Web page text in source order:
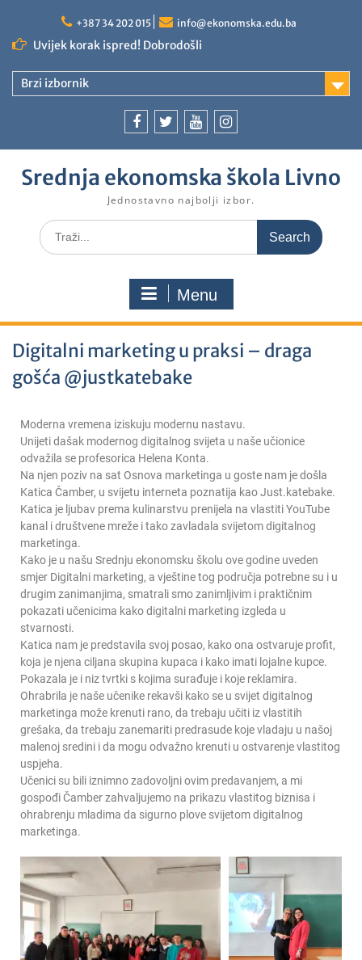
+387 34 202 015 info@ekonomska.edu.ba
Uvijek korak ispred! Dobrodošli
Brzi izbornik
Srednja ekonomska škola Livno
Jednostavno najbolji izbor.
Menu
Digitalni marketing u praksi – draga
gošća @justkatebake
Moderna vremena iziskuju modernu nastavu.
Unijeti dašak modernog digitalnog svijeta u naše učionice
odvažila se profesorica Helena Konta.
Na njen poziv na sat Osnova marketinga u goste nam je došla
Katica Čamber, u svijetu interneta poznatija kao Just.katebake.
Katica je ljubav prema kulinarstvu prenijela na vlastiti YouTube
kanal i društvene mreže i tako zavladala svijetom digitalnog
marketinga.
Kako je u našu Srednju ekonomsku školu ove godine uveden
smjer Digitalni marketing, a vještine tog područja potrebne su i u
drugim zanimanjima, smatrali smo zanimljivim i praktičnim
pokazati učenicima kako digitalni marketing izgleda u
stvarnosti.
Katica nam je predstavila svoj posao, kako ona ostvaruje profit,
koja je njena ciljana skupina kupaca i kako imati lojalne kupce.
Pokazala je i niz tvrtki s kojima surađuje i koje reklamira.
Ohrabrila je naše učenike rekavši kako se u svijet digitalnog
marketinga može krenuti rano, da trebaju učiti iz vlastitih
grešaka, da trebaju zanemariti predrasude koje vladaju u našoj
malenoj sredini i da mogu odvažno krenuti u ostvarenje vlastitog
uspjeha.
Učenici su bili iznimno zadovoljni ovim predavanjem, a mi
gospođi Čamber zahvaljujemo na prikazu vlastitog biznisa i
ohrabrenju mladima da sigurno plove svijetom digitalnog
marketinga.